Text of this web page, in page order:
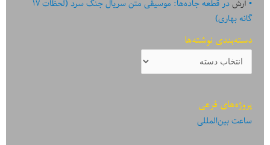
آرشدر
قطعه جاده‌ها: موسیقی متن سریال جنگ سرد (لحظات ۱۷
گانه بهاری)
دسته‌بندی نوشته‌ها
دسته‌بندی
نوشته‌ها
پروژه‌های فرعی
ساعت بین‌المللی